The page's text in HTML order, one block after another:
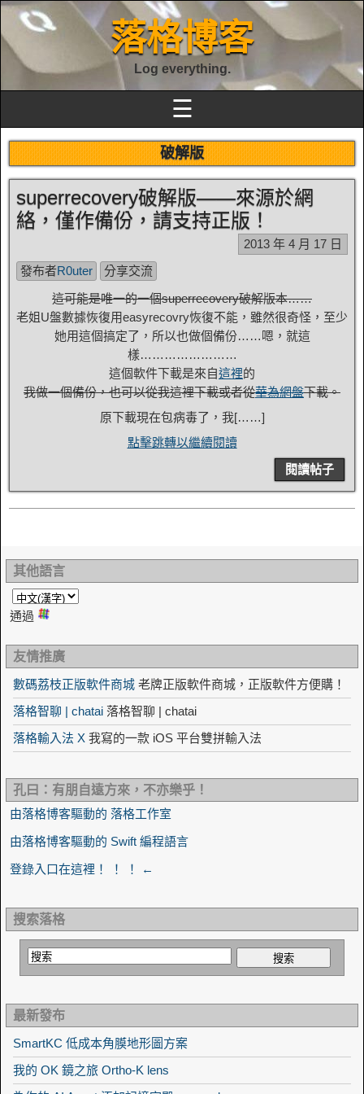
落格博客
Log everything.
☰
破解版
superrecovery破解版——來源於網
絡，僅作備份，請支持正版！
2013 年 4 月 17 日
發布者R0uter
分享交流
這可能是唯一的一個superrecovery破解版本……
老姐U盤數據恢復用easyrecovry恢復不能，雖然很奇怪，至少
她用這個搞定了，所以也做個備份……嗯，就這
樣……………………
這個軟件下載是來自這裡的
我做一個備份，也可以從我這裡下載或者從華為網盤下載。
原下載現在包病毒了，我[……]
點擊跳轉以繼續閱讀
閱讀帖子
其他語言
通過
友情推廣
數碼荔枝正版軟件商城 老牌正版軟件商城，正版軟件方便購！
落格智聊 | chatai 落格智聊 | chatai
落格輸入法 X 我寫的一款 iOS 平台雙拼輸入法
孔曰：有朋自遠方來，不亦樂乎！
由落格博客驅動的 落格工作室
由落格博客驅動的 Swift 編程語言
登錄入口在這裡！ ！ ！ ←
搜索落格
最新發布
SmartKC 低成本角膜地形圖方案
我的 OK 鏡之旅 Ortho-K lens